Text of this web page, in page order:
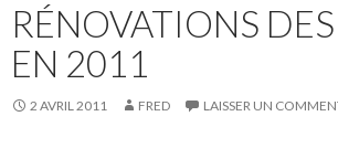
RÉNOVATIONS
EN 2011
2 AVRIL 2011 FRED LAISSER UN